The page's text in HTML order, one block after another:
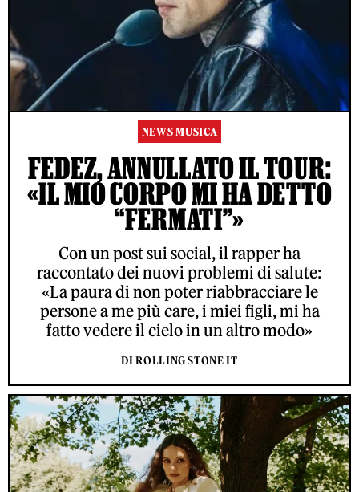
NEWS MUSICA
FEDEZ, ANNULLATO IL TOUR:
«IL MIO CORPO MI HA DETTO
“FERMATI”»
Con un post sui social, il rapper ha
raccontato dei nuovi problemi di salute:
«La paura di non poter riabbracciare le
persone a me più care, i miei figli, mi ha
fatto vedere il cielo in un altro modo»
DI ROLLING STONE IT